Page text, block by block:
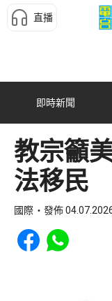
直播
即時新聞
教宗籲
法移民
國際 發佈
Share to Facebook
Share to